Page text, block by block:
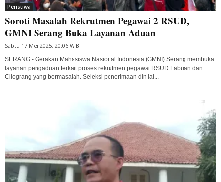
Peristiwa
Soroti Masalah Rekrutmen Pegawai 2 RSUD,
GMNI Serang Buka Layanan Aduan
Sabtu 17 Mei 2025, 20:06 WIB
SERANG - Gerakan Mahasiswa Nasional Indonesia (GMNI) Serang membuka
layanan pengaduan terkait proses rekrutmen pegawai RSUD Labuan dan
Cilograng yang bermasalah. Seleksi penerimaan dinilai...